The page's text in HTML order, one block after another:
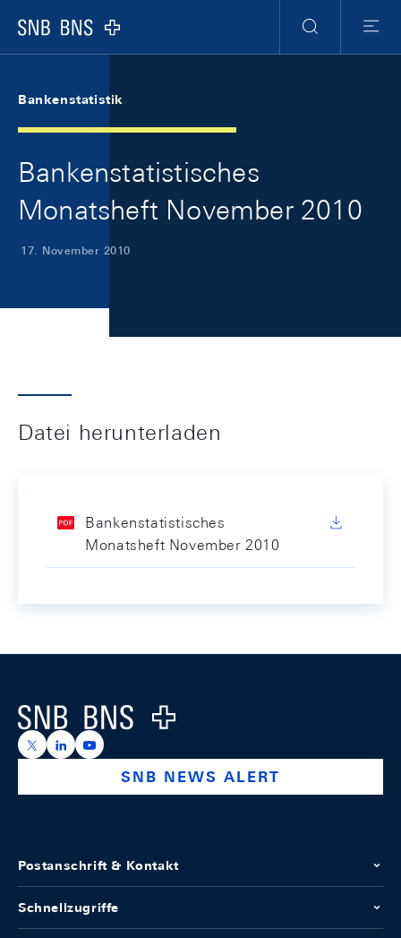
Logo
Suche
Menu
Bankenstatistik
Bankenstatistisches
Monatsheft November 2010
17. November 2010
Datei herunterladen
Bankenstatistisches
Monatsheft November 2010
Logo
https://x.com/snb_bns
https://ch.linkedin.com/company/swiss-national-
https://www.youtube.com/@swissnationalbank
SNB NEWS ALERT
Postanschrift & Kontakt
Schnellzugriffe